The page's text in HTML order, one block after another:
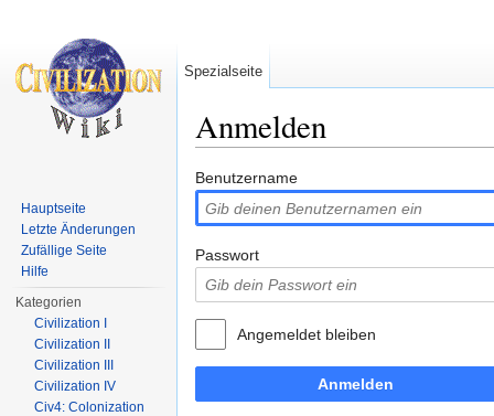
Anmelden
Benutzername
Passwort
Angemeldet bleiben
Anmelden
Spezialseite
Hauptseite
Letzte Änderungen
Zufällige Seite
Hilfe
Kategorien
Civilization I
Civilization II
Civilization III
Civilization IV
Civ4: Colonization